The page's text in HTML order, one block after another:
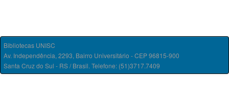
Bibliotecas UNISC
Av. Independência, 2293, Bairro Universitário - CEP 96815-900
Santa Cruz do Sul - RS / Brasil. Telefone: (51)3717.7409